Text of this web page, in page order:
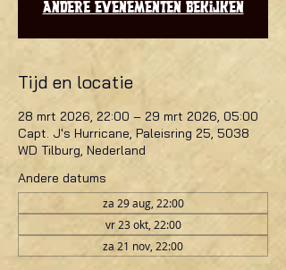
Andere evenementen bekijken
Tijd en locatie
28 mrt 2026, 22:00 – 29 mrt 2026, 05:00
Capt. J's Hurricane, Paleisring 25, 5038
WD Tilburg, Nederland
Andere datums
za 29 aug, 22:00
vr 23 okt, 22:00
za 21 nov, 22:00